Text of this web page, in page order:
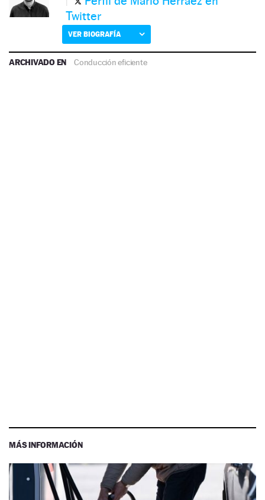
Twitter
VER BIOGRAFÍA
ARCHIVADO EN Conducción eficiente
MÁS INFORMACIÓN